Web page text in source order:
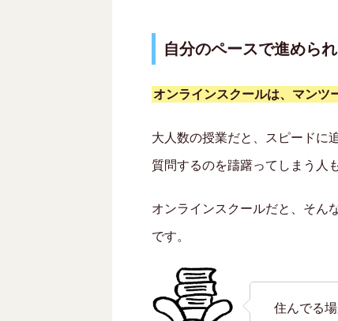
自分のペースで進めら
オンラインスクールは、マンツ
大人数の授業だと、スピードに
質問するのを躊躇ってしまう人
オンラインスクールだと、そん
です。
住んでる